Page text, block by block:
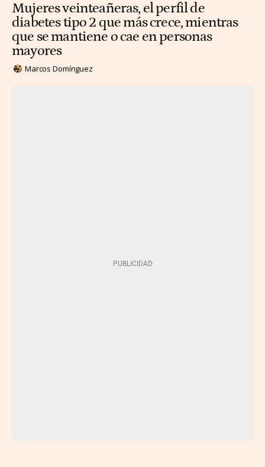
Mujeres veinteañeras, el perfil de
diabetes tipo 2 que más crece, mientras
que se mantiene o cae en personas
mayores
Marcos Domínguez